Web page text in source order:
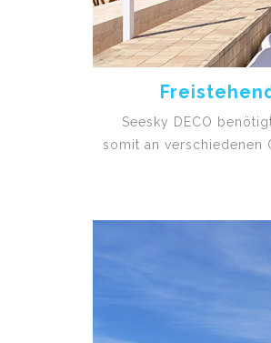
Seesky DECO
somit an verschiedenen